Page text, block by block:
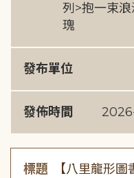
列>抱一束
瑰
發布單位
發佈時間
標題
【八里龍形